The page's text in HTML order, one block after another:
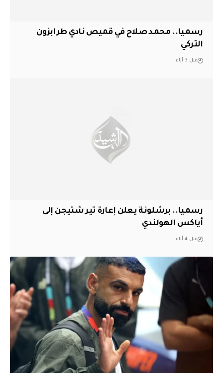
رسميا.. محمد صلاح في قميص نادي طرابزون
التركي
قبل 3 أيام
رسميا.. برشلونة يعلن إعارة تير شتيجن إلى
أياكس الهولندي
قبل 4 أيام